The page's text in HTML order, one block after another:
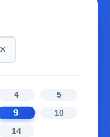
4
5
9
10
14